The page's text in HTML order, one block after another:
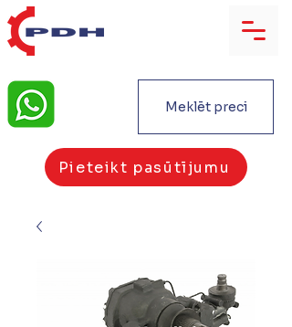
Meklēt preci
Pieteikt pasūtījumu